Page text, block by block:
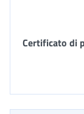
Certificato di